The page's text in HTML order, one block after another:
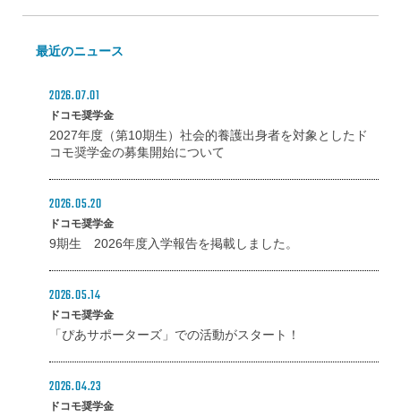
最近のニュース
2026.07.01
ドコモ奨学金
2027年度（第10期生）社会的養護出身者を対象としたド
コモ奨学金の募集開始について
2026.05.20
ドコモ奨学金
9期生 2026年度入学報告を掲載しました。
2026.05.14
ドコモ奨学金
「ぴあサポーターズ」での活動がスタート！
2026.04.23
ドコモ奨学金